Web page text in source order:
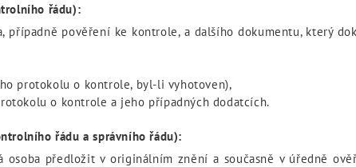
řádu):
pověření ke kontrole, a dalšího dokumentu, který
protokolu o kontrole, byl-li vyhotoven),
o kontrole a jeho případných dodatcích.
řádu a správního řádu):
předložit v originálním znění a současně v úředně